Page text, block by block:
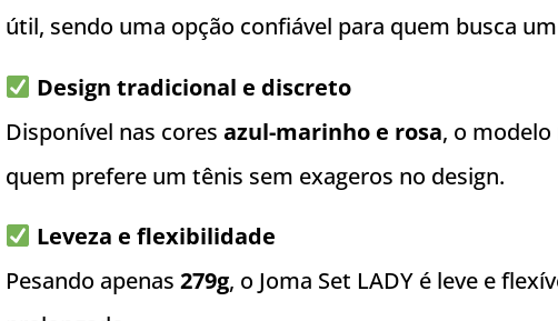
útil, sendo uma opção confiável para quem busca
Design tradicional e discreto
Disponível nas cores azul-marinho e rosa, o
quem prefere um tênis sem exageros no design.
Leveza e flexibilidade
Pesando apenas 279g, o Joma Set LADY é leve e